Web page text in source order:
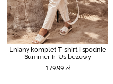
Lniany komplet T-shirt i spodnie
Summer In Us beżowy
179,99 zł